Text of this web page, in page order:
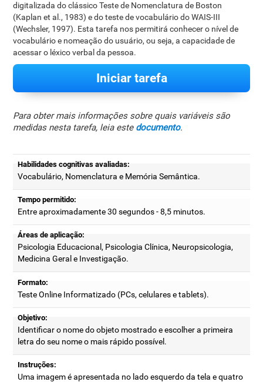
digitalizada do clássico Teste de Nomenclatura de Boston
(Kaplan et al., 1983) e do teste de vocabulário do WAIS-III
(Wechsler, 1997). Esta tarefa nos permitirá conhecer o nível de
vocabulário e nomeação do usuário, ou seja, a capacidade de
acessar o léxico verbal da pessoa.
Iniciar tarefa
Para obter mais informações sobre quais variáveis são
medidas nesta tarefa, leia este documento.
Habilidades cognitivas avaliadas:
Vocabulário, Nomenclatura e Memória Semântica.
Tempo permitido:
Entre aproximadamente 30 segundos - 8,5 minutos.
Áreas de aplicação:
Psicologia Educacional, Psicologia Clínica, Neuropsicologia,
Medicina Geral e Investigação.
Formato:
Teste Online Informatizado (PCs, celulares e tablets).
Objetivo:
Identificar o nome do objeto mostrado e escolher a primeira
letra do seu nome o mais rápido possível.
Instruções:
Uma imagem é apresentada no lado esquerdo da tela e quatro